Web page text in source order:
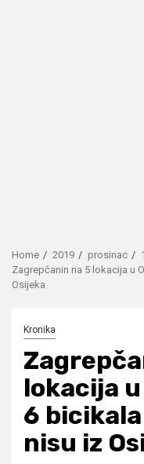
Home 2019 prosinac
Zagrepčanin na 5 lokacija u
Osijeka
Kronika
lokacija
6
nisu iz